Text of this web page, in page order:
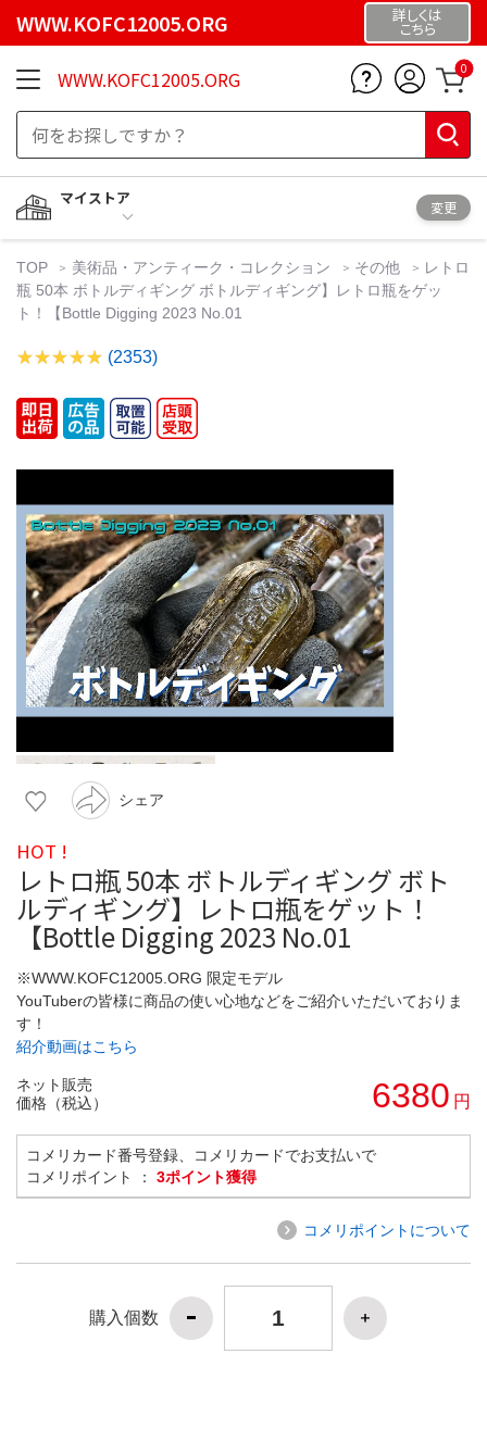
WWW.KOFC12005.ORG 詳しくは
こちら
WWW.KOFC12005.ORG 0
マイストア
変更
TOP 美術品・アンティーク・コレクション その他
レトロ
瓶 50本 ボトルディギング ボトルディギング】レトロ瓶をゲッ
ト！【Bottle Digging 2023 No.01
(2353)
シェア
HOT !
レトロ瓶 50本 ボトルディギング ボト
ルディギング】レトロ瓶をゲット！
【Bottle Digging 2023 No.01
※WWW.KOFC12005.ORG 限定モデル
YouTuberの皆様に商品の使い心地などをご紹介いただいておりま
す！
紹介動画はこちら
ネット販売
価格（税込）
6380 円
コメリカード番号登録、コメリカードでお支払いで
コメリポイント ： 3ポイント獲得
コメリポイントについて
購入個数